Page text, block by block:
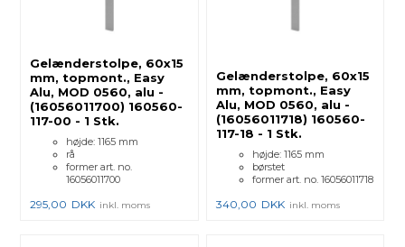
Gelænderstolpe, 60x15
mm, topmont., Easy
Alu, MOD 0560, alu -
(16056011700) 160560-
117-00 - 1 Stk.
højde: 1165 mm
rå
former art. no.
16056011700
295,00 DKK inkl. moms
Gelænderstolpe, 60x15
mm, topmont., Easy
Alu, MOD 0560, alu -
(16056011718) 160560-
117-18 - 1 Stk.
højde: 1165 mm
børstet
former art. no. 16056011718
340,00 DKK inkl. moms